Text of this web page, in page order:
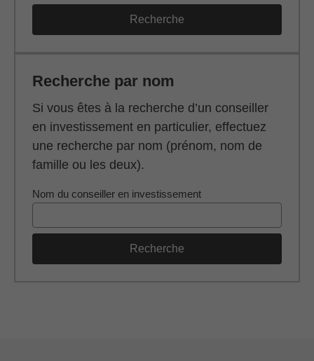
Recherche
Recherche par nom
Si vous êtes à la recherche d’un conseiller
en investissement en particulier, effectuez
une recherche par nom (prénom, nom de
famille ou les deux).
Nom du conseiller en investissement
Recherche